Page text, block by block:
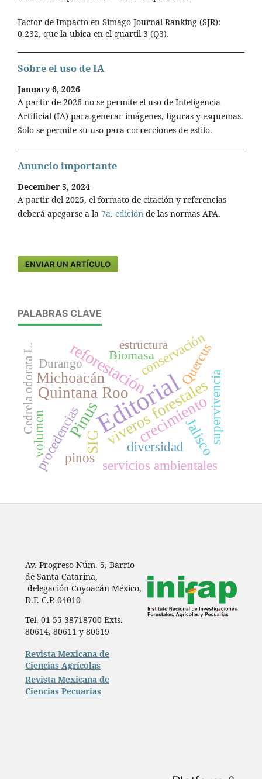
Factor de Impacto en Simago Journal Ranking (SJR):
0.232, que la ubica en el quartil 3 (Q3).
Sobre el uso de IA
January 6, 2026
A partir de 2026 no se permite el uso de Inteligencia
Artificial (IA) para generar imágenes, figuras y esquemas.
Solo se permite su uso para correcciones de estilo.
Anuncio importante
December 5, 2024
A partir del 2025, el formato de citación y referencias
deberá apegarse a la 7a. edición de las normas APA.
ENVIAR UN ARTÍCULO
PALABRAS CLAVE
Editorial
Pinus
reforestación
viveros forestales
crecimiento
Quintana Roo
Michoacán
SIG Jalisco
conservación
servicios ambientales
procedencias diversidad
volumen supervivencia
pinos
Quercus
Biomasa
estructura
Durango
Cedrela odorata L.
Av. Progreso Núm. 5, Barrio
de Santa Catarina,
delegación Coyoacán México,
D.F. C.P. 04010
Tel. 01 55 38718700 Exts.
80614, 80611 y 80619
Revista Mexicana de
Ciencias Agrícolas
Revista Mexicana de
Ciencias Pecuarias